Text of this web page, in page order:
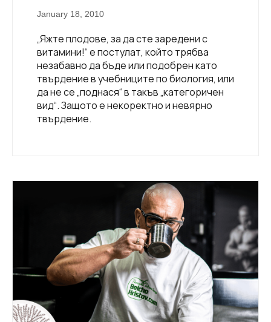
January 18, 2010
„Яжте плодове, за да сте заредени с
витамини!“ е постулат, който трябва
незабавно да бъде или подобрен като
твърдение в учебниците по биология, или
да не се „поднася“ в такъв „категоричен
вид“. Защото е некоректно и невярно
твърдение.